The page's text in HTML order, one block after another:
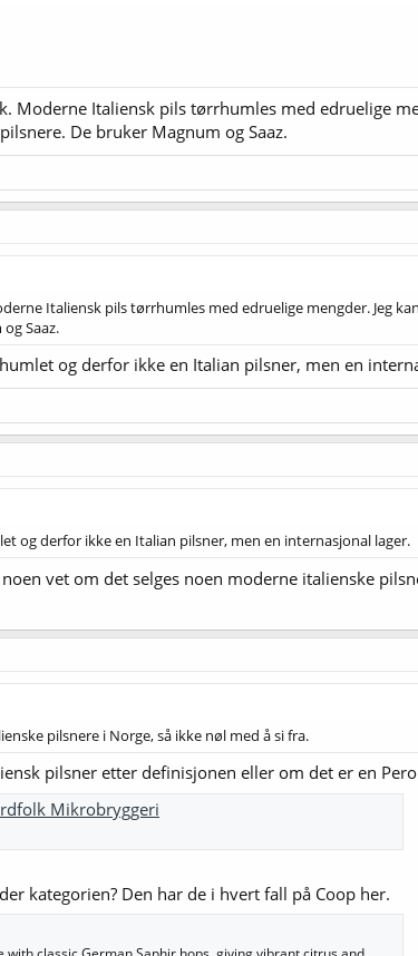
Moderne Italiensk pils tørrhumles med edruelige
De bruker Magnum og Saaz.
Italiensk pils tørrhumles med edruelige mengder. Jeg
Saaz.
og derfor ikke en Italian pilsner, men en
og derfor ikke en Italian pilsner, men en internasjonal lager.
vet om det selges noen moderne italienske
pilsnere i Norge, så ikke nøl med å si fra.
pilsner etter definisjonen eller om det er en
Mikrobryggeri
kategorien? Den har de i hvert fall på Coop her.